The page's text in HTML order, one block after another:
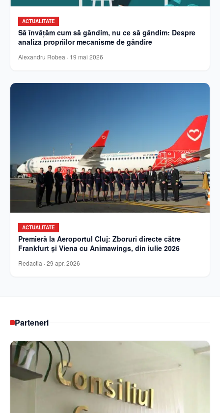
ACTUALITATE
Să învățăm cum să gândim, nu ce să gândim: Despre
analiza propriilor mecanisme de gândire
Alexandru Robea · 19 mai 2026
ACTUALITATE
Premieră la Aeroportul Cluj: Zboruri directe către
Frankfurt și Viena cu Animawings, din iulie 2026
Redactia · 29 apr. 2026
Parteneri